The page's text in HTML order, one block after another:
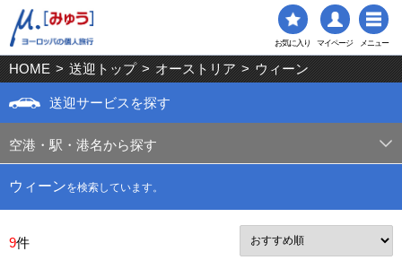
お気に入り マイページ メニュー
HOME > 送迎トップ > オーストリア > ウィーン
送迎サービスを探す
空港・駅・港名から探す
ウィーンを検索しています。
9件